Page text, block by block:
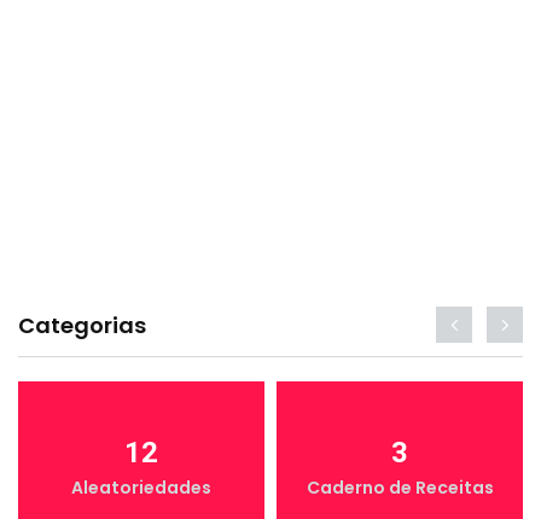
Categorias
12
Aleatoriedades
3
Caderno de Receitas